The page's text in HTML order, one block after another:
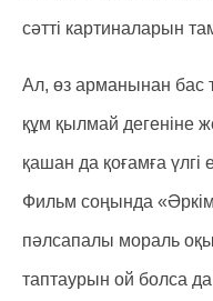
сәтті картиналарын
Ал, өз арманынан бас
құм қылмай дегеніне
қашан да қоғамға үлгі
Фильм соңында «Әркім
пәлсапалы мораль
таптаурын ой болса